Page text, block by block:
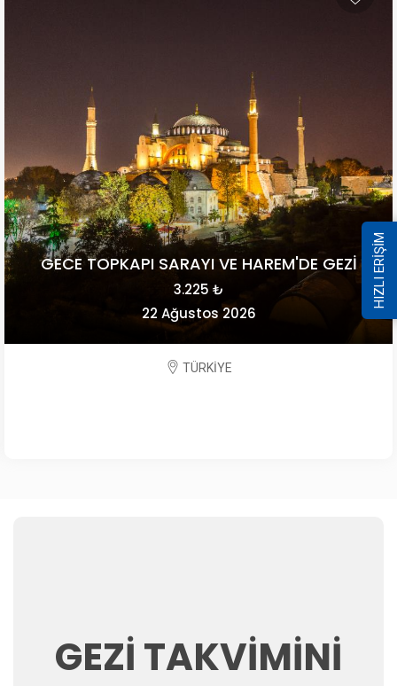
GECE TOPKAPI SARAYI VE HAREM'DE GEZİ
3.225 ₺
22 Ağustos 2026
TÜRKİYE
GEZİ TAKVİMİNİ
HIZLI ERİŞİM